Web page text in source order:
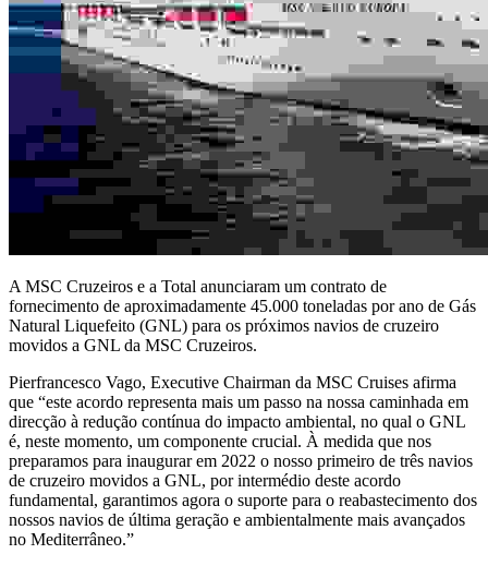
A MSC Cruzeiros e a Total anunciaram um contrato de
fornecimento de aproximadamente 45.000 toneladas por ano de Gás
Natural Liquefeito (GNL) para os próximos navios de cruzeiro
movidos a GNL da MSC Cruzeiros.
Pierfrancesco Vago, Executive Chairman da MSC Cruises afirma
que “este acordo representa mais um passo na nossa caminhada em
direcção à redução contínua do impacto ambiental, no qual o GNL
é, neste momento, um componente crucial. À medida que nos
preparamos para inaugurar em 2022 o nosso primeiro de três navios
de cruzeiro movidos a GNL, por intermédio deste acordo
fundamental, garantimos agora o suporte para o reabastecimento dos
nossos navios de última geração e ambientalmente mais avançados
no Mediterrâneo.”